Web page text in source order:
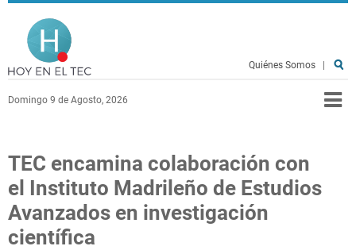
Pasar al contenido principal
Domingo 9 de Agosto, 2026
Quiénes Somos
TEC encamina colaboración con
el Instituto Madrileño de Estudios
Avanzados en investigación
científica